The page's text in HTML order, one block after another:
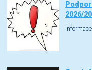
2026/